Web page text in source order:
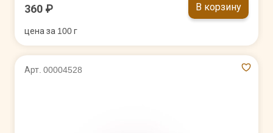
360 ₽ В корзину
цена за 100 г
Арт. 00004528